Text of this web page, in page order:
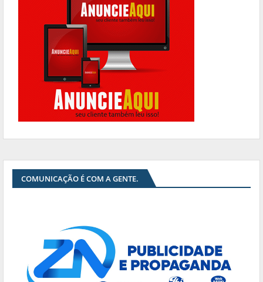
COMUNICAÇÃO É COM A GENTE.